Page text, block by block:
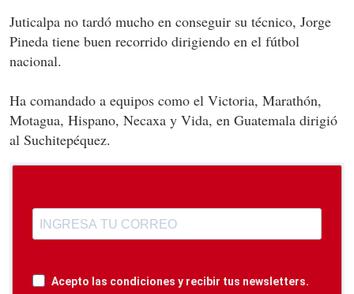
Juticalpa no tardó mucho en conseguir su técnico, Jorge
Pineda tiene buen recorrido dirigiendo en el fútbol
nacional.
Ha comandado a equipos como el Victoria, Marathón,
Motagua, Hispano, Necaxa y Vida, en Guatemala dirigió
al Suchitepéquez.
Acepto las condiciones y recibir tus newsletters.